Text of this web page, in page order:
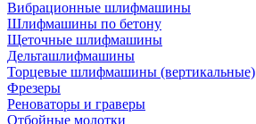
Вибрационные шлифмашины
Шлифмашины по бетону
Щеточные шлифмашины
Дельташлифмашины
Торцевые шлифмашины (вертикальные)
Фрезеры
Реноваторы и граверы
Отбойные молотки